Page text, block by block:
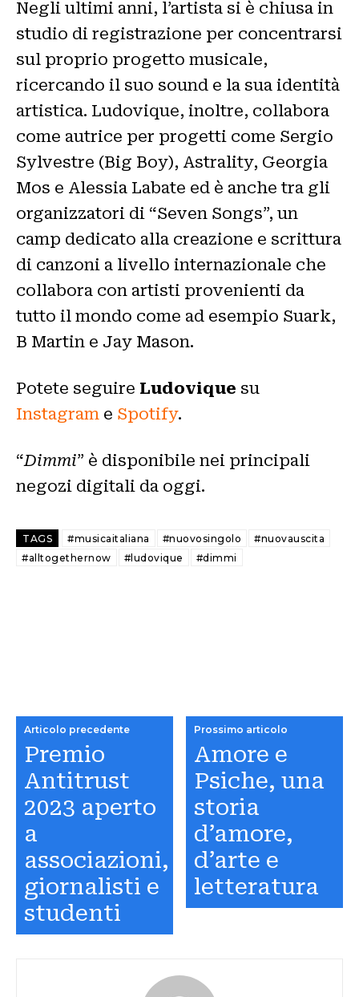
Negli ultimi anni, l’artista si è chiusa in
studio di registrazione per concentrarsi
sul proprio progetto musicale,
ricercando il suo sound e la sua identità
artistica. Ludovique, inoltre, collabora
come autrice per progetti come Sergio
Sylvestre (Big Boy), Astrality, Georgia
Mos e Alessia Labate ed è anche tra gli
organizzatori di “Seven Songs”, un
camp dedicato alla creazione e scrittura
di canzoni a livello internazionale che
collabora con artisti provenienti da
tutto il mondo come ad esempio Suark,
B Martin e Jay Mason.
Potete seguire Ludovique su
Instagram e Spotify.
“Dimmi” è disponibile nei principali
negozi digitali da oggi.
TAGS #musicaitaliana #nuovosingolo
#nuovauscita
#alltogethernow
#ludovique #dimmi
Articolo precedente
Premio
Antitrust
2023 aperto
a
associazioni,
giornalisti e
studenti
Prossimo articolo
Amore e
Psiche, una
storia
d’amore,
d’arte e
letteratura